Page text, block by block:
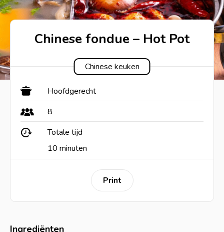
Chinese fondue – Hot Pot
Chinese keuken
Hoofdgerecht
8
Totale tijd
10 minuten
Print
Ingrediënten